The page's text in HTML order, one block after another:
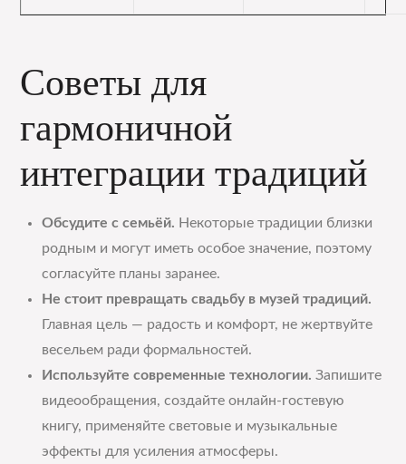
Советы для
гармоничной
интеграции традиций
Обсудите с семьёй. Некоторые традиции близки
родным и могут иметь особое значение, поэтому
согласуйте планы заранее.
Не стоит превращать свадьбу в музей традиций.
Главная цель — радость и комфорт, не жертвуйте
весельем ради формальностей.
Используйте современные технологии.Запишите
видеообращения, создайте онлайн-гостевую
книгу, применяйте световые и музыкальные
эффекты для усиления атмосферы.